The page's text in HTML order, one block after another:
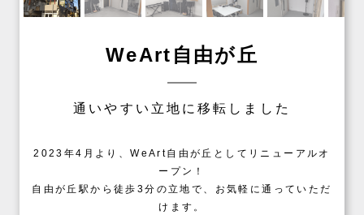
WeArt自由が丘
通いやすい立地に移転しました
2023年4月より、WeArt自由が丘としてリニューアルオ
ープン！
自由が丘駅から徒歩3分の立地で、お気軽に通っていただ
けます。